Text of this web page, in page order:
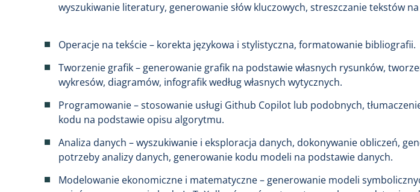
wyszukiwanie literatury, generowanie słów kluczowych, streszczanie tekstów
Operacje na tekście – korekta językowa i stylistyczna, formatowanie bibliografii.
Tworzenie grafik – generowanie grafik na podstawie własnych rysunków,
wykresów, diagramów, infografik według własnych wytycznych.
Programowanie – stosowanie usługi Github Copilot lub podobnych,
kodu na podstawie opisu algorytmu.
Analiza danych – wyszukiwanie i eksploracja danych, dokonywanie obliczeń,
potrzeby analizy danych, generowanie kodu modeli na podstawie danych.
Modelowanie ekonomiczne i matematyczne – generowanie modeli